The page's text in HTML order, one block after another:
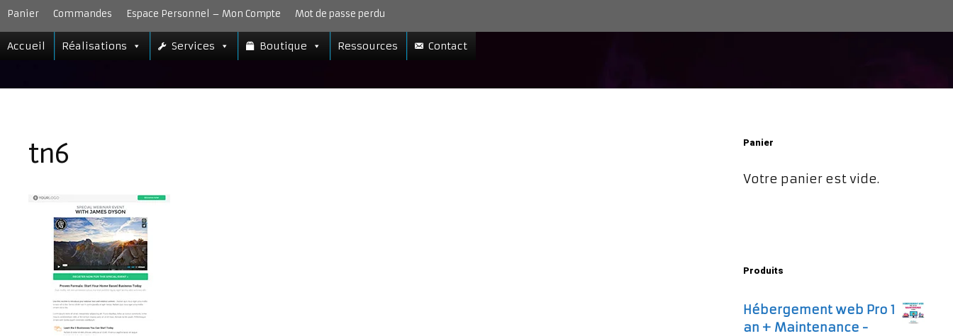
Aller
contenu
Panier Commandes Espace Personnel – Mon Compte Mot de passe perdu
Accueil Réalisations Services Boutique Ressources Contact
tn6 Panier
Votre panier est vide.
Produits
Hébergement web Pro 1
an + Maintenance -